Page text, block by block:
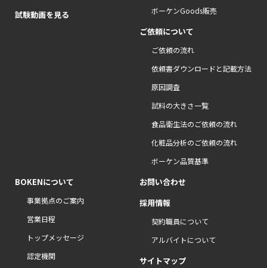
試験動画を見る
ボーケンGoods販売
ご依頼について
ご依頼の流れ
依頼書ダウンロードと記載方法
原因調査
試料の大きさ一覧
食品衛生法のご依頼の流れ
化粧品分析のご依頼の流れ
ボーケン品質基準
BOKENについて
事業拠点のご案内
営業日程
トップメッセージ
認定機関
お問い合わせ
採用情報
契約職員について
アルバイトについて
サイトマップ